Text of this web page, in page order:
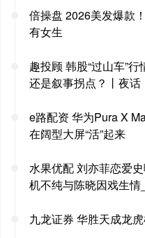
倍操盘 2026美发爆款
有女生
趣投顾 韩股“过山车”
还是叙事拐点？丨夜话
e路配资 华为Pura X
在阔型大屏“活”起来
水果优配 刘亦菲恋爱
机不纯与陈晓因戏生
九龙证券 华胜天成龙